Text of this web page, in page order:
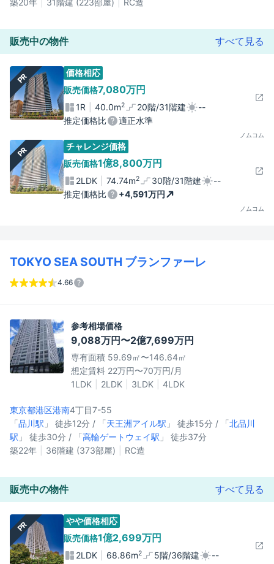
販売中の物件 すべて見る
PR
価格相応
販売価格7,080万円
1R 40.0m2 20階/31階建
--
推定価格比
適正水準
ノムコム
PR
チャレンジ価格
販売価格1億8,800万円
2LDK 74.74m2 30階/31階建
--
推定価格比
+4,591万円
ノムコム
TOKYO SEA SOUTH ブランファーレ
4.66
参考相場価格
9,088万円〜2億7,699万円
専有面積 59.69㎡〜146.64㎡
想定賃料 22万円〜70万円/月
1LDK
2LDK 3LDK 4LDK
東京都港区港南4丁目7-55
「品川駅 」 徒歩12分 / 「天王洲アイル駅 」 徒歩15分 / 「北品川
駅 」 徒歩30分 / 「高輪ゲートウェイ駅 」 徒歩37分
築22年
36階建 (373部屋) RC造
販売中の物件 すべて見る
PR
やや価格相応
販売価格1億2,699万円
2LDK 68.86m2 5階/36階建
--